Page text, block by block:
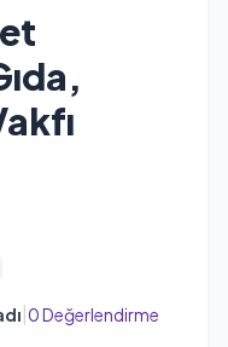
0 Değerlendirme